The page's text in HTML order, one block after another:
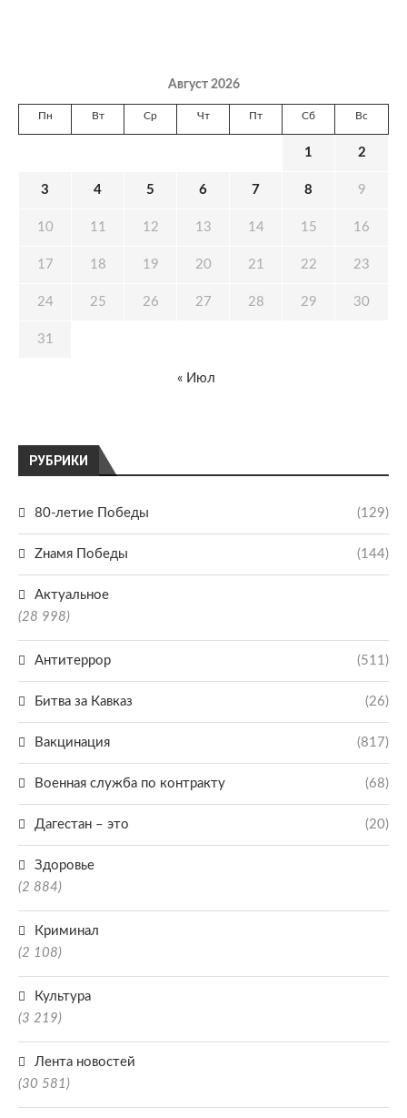
РУБРИКИ
80-летие Победы (129)
Zнамя Победы (144)
Актуальное
(28 998)
Антитеррор (511)
Битва за Кавказ (26)
Вакцинация (817)
Военная служба по контракту (68)
Дагестан – это (20)
Здоровье
(2 884)
Криминал
(2 108)
Культура
(3 219)
Лента новостей
(30 581)
Август 2026
Пн Вт Ср Чт Пт Сб Вс
1 2
3 4 5 6 7 8 9
10 11 12 13 14 15 16
17 18 19 20 21 22 23
24 25 26 27 28 29 30
31
« Июл